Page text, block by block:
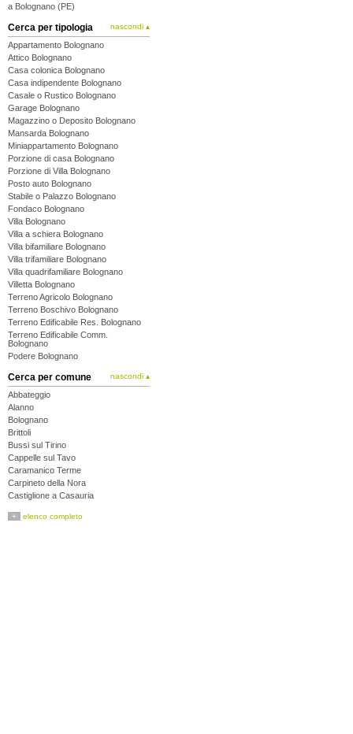
a Bolognano (PE)
Cerca per tipologia nascondi ▴
Appartamento Bolognano
Attico Bolognano
Casa colonica Bolognano
Casa indipendente Bolognano
Casale o Rustico Bolognano
Garage Bolognano
Magazzino o Deposito Bolognano
Mansarda Bolognano
Miniappartamento Bolognano
Porzione di casa Bolognano
Porzione di Villa Bolognano
Posto auto Bolognano
Stabile o Palazzo Bolognano
Fondaco Bolognano
Villa Bolognano
Villa a schiera Bolognano
Villa bifamiliare Bolognano
Villa trifamiliare Bolognano
Villa quadrifamiliare Bolognano
Villetta Bolognano
Terreno Agricolo Bolognano
Terreno Boschivo Bolognano
Terreno Edificabile Res. Bolognano
Terreno Edificabile Comm.
Bolognano
Podere Bolognano
Cerca per comune nascondi ▴
Abbateggio
Alanno
Bolognano
Brittoli
Bussi sul Tirino
Cappelle sul Tavo
Caramanico Terme
Carpineto della Nora
Castiglione a Casauria
Cepagatti
+ elenco completo